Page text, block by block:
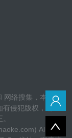
网络搜集，本站尊
有侵犯版权，请立
All